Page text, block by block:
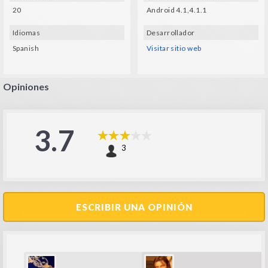
20
Idiomas
Spanish
Android 4.1,4.1.1
Desarrollador
Visitar sitio web
Opiniones
3.7 3
ESCRIBIR UNA OPINIÓN